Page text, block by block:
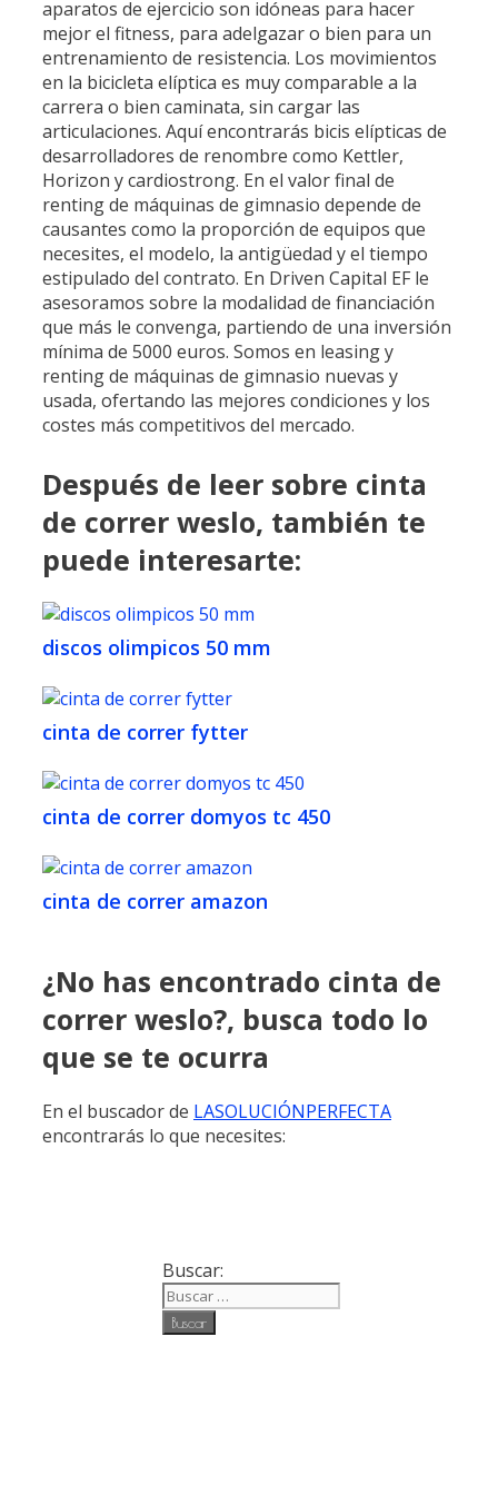
aparatos de ejercicio son idóneas para hacer
mejor el fitness, para adelgazar o bien para un
entrenamiento de resistencia. Los movimientos
en la bicicleta elíptica es muy comparable a la
carrera o bien caminata, sin cargar las
articulaciones. Aquí encontrarás bicis elípticas de
desarrolladores de renombre como Kettler,
Horizon y cardiostrong. En el valor final de
renting de máquinas de gimnasio depende de
causantes como la proporción de equipos que
necesites, el modelo, la antigüedad y el tiempo
estipulado del contrato. En Driven Capital EF le
asesoramos sobre la modalidad de financiación
que más le convenga, partiendo de una inversión
mínima de 5000 euros. Somos en leasing y
renting de máquinas de gimnasio nuevas y
usada, ofertando las mejores condiciones y los
costes más competitivos del mercado.
Después de leer sobre cinta
de correr weslo, también te
puede interesarte:
discos olimpicos 50 mm
cinta de correr fytter
cinta de correr domyos tc 450
cinta de correr amazon
¿No has encontrado cinta de
correr weslo?, busca todo lo
que se te ocurra
En el buscador de LASOLUCIÓNPERFECTA
encontrarás lo que necesites:
Buscar: